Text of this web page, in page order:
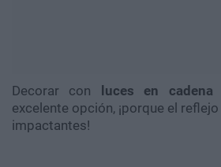
Decorar con luces en cadena
excelente opción, ¡porque el
impactantes!